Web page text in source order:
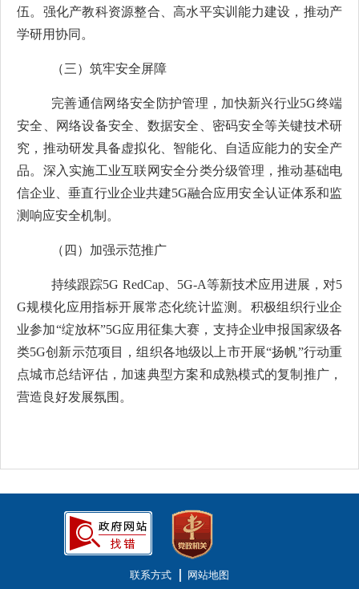
伍。强化产教科资源整合、高水平实训能力建设，推动产
学研用协同。
（三）筑牢安全屏障
完善通信网络安全防护管理，加快新兴行业5G终端
安全、网络设备安全、数据安全、密码安全等关键技术研
究，推动研发具备虚拟化、智能化、自适应能力的安全产
品。深入实施工业互联网安全分类分级管理，推动基础电
信企业、垂直行业企业共建5G融合应用安全认证体系和监
测响应安全机制。
（ 四 ） 加强示范推广
持续跟踪5G RedCap、 5G-A等新技术应用进展，对5
G规模化应用指标开展常态化统计监测。积极组织行业企
业参加“绽放杯”5G应用征集大赛， 支持企业申报国家级各
类5G创新示范项目 ，组织各地级以上市开展“扬帆”行动重
点城市总结评估， 加速典型方案和成熟模式的复制推广，
营造良好发展氛围。
联系方式
网站地图